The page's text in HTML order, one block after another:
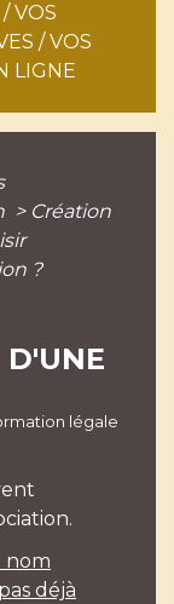
/VOS
/VOS
LIGNE
> Création
?
D'UNE
légale
nom
déjà